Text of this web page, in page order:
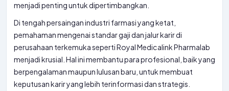
menjadi penting untuk dipertimbangkan.
Di tengah persaingan industri farmasi yang ketat,
pemahaman mengenai standar gaji dan jalur karir di
perusahaan terkemuka seperti Royal Medicalink Pharmalab
menjadi krusial. Hal ini membantu para profesional, baik yang
berpengalaman maupun lulusan baru, untuk membuat
keputusan karir yang lebih terinformasi dan strategis.